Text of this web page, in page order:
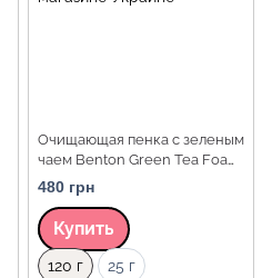
Очищающая пенка с зеленым
чаем Benton Green Tea Foam,
120 мл
480 грн
Купить
Объем
120 г 25 г